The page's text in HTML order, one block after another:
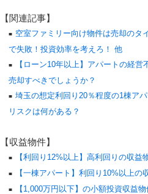
【関連記事】
空室ファミリー向け物件は売却のタ
で失敗！投資効率を考えろ！ 他
【ローン10年以上】アパートの経
売却すべきでしょうか？
埼玉の想定利回り20％程度の1棟ア
リスクは何がある？
【収益物件】
【利回り12%以上】高利回りの収益
【一棟アパート】利回り10%以上の
【1,000万円以下】の小額投資収益物